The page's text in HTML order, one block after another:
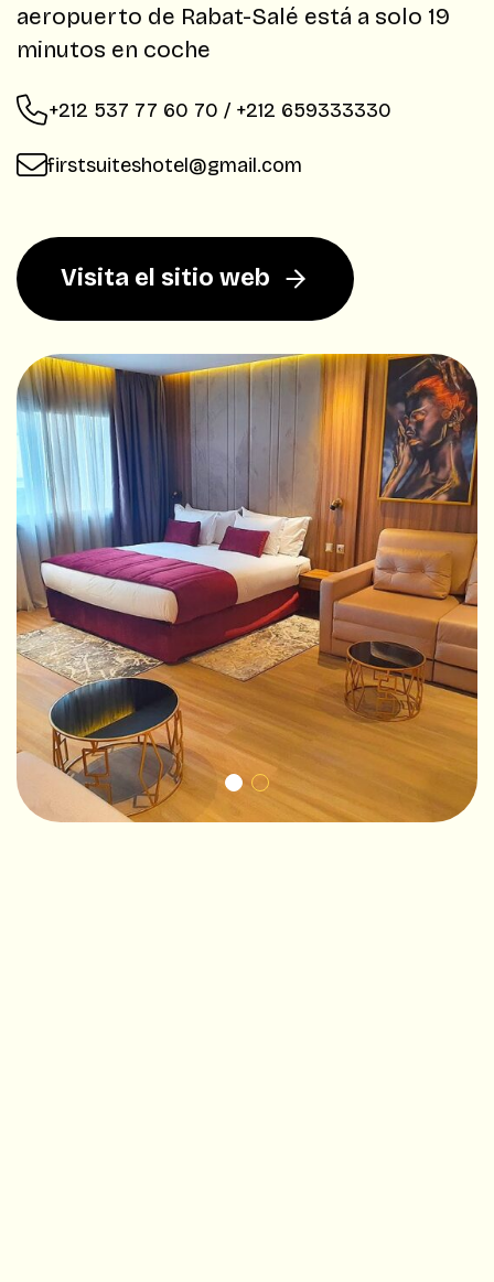
aeropuerto de Rabat-Salé está a solo 19
minutos en coche
+212 537 77 60 70 / +212 659333330
firstsuiteshotel@gmail.com
Visita el sitio web